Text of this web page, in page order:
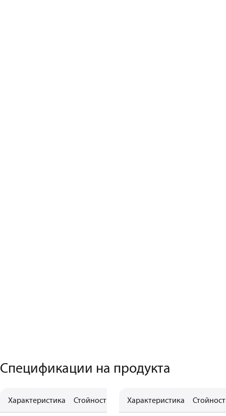
Спецификации на продукта
Характеристика Стойност Характеристика Стойност